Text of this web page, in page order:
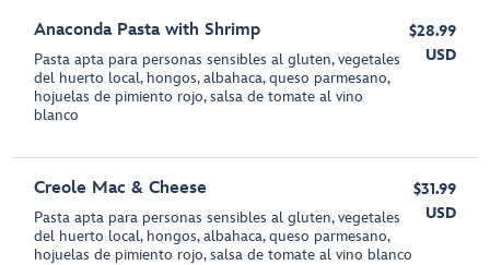
Anaconda Pasta with Shrimp
Pasta apta para personas sensibles al gluten, vegetales
del huerto local, hongos, albahaca, queso parmesano,
hojuelas de pimiento rojo, salsa de tomate al vino
blanco
$28.99
USD
Creole Mac & Cheese
Pasta apta para personas sensibles al gluten, vegetales
del huerto local, hongos, albahaca, queso parmesano,
hojuelas de pimiento rojo, salsa de tomate al vino blanco
$31.99
USD